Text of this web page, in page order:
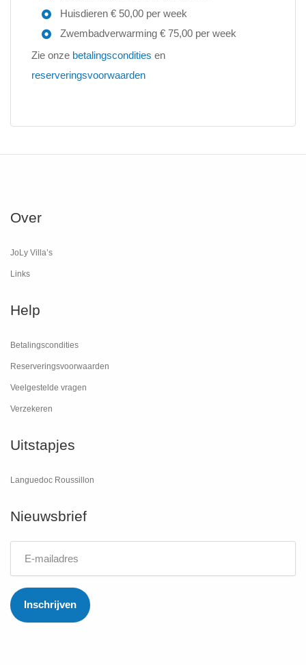
Huisdieren € 50,00 per week
Zwembadverwarming € 75,00 per week
Zie onze betalingscondities en
reserveringsvoorwaarden
Over
JoLy Villa’s
Links
Help
Betalingscondities
Reserveringsvoorwaarden
Veelgestelde vragen
Verzekeren
Uitstapjes
Languedoc Roussillon
Nieuwsbrief